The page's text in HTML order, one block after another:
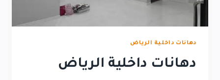
دهانات داخلية الرياض
دهانات داخلية الرياض